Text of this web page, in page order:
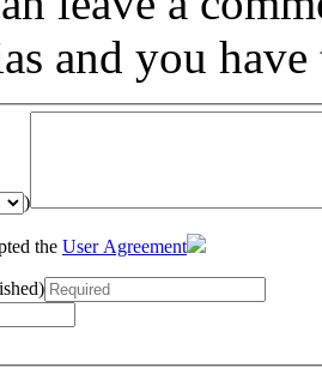
and you have
)
the User Agreement